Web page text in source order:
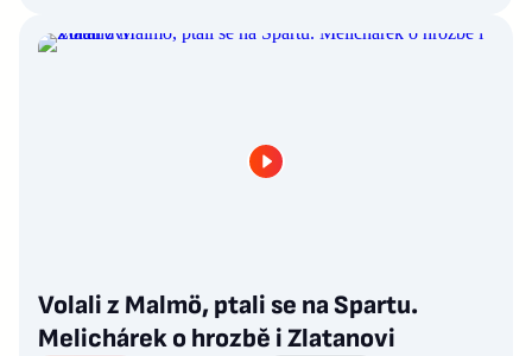
Volali z Malmö, ptali se na Spartu.
Melichárek o hrozbě i Zlatanovi